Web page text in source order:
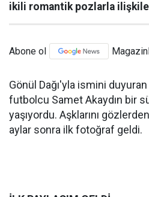
ikili romantik pozlarla
Abone ol
Gönül Dağı'yla ismini
futbolcu Samet Akaydın bir
yaşıyordu. Aşklarını
aylar sonra ilk fotoğraf geldi.